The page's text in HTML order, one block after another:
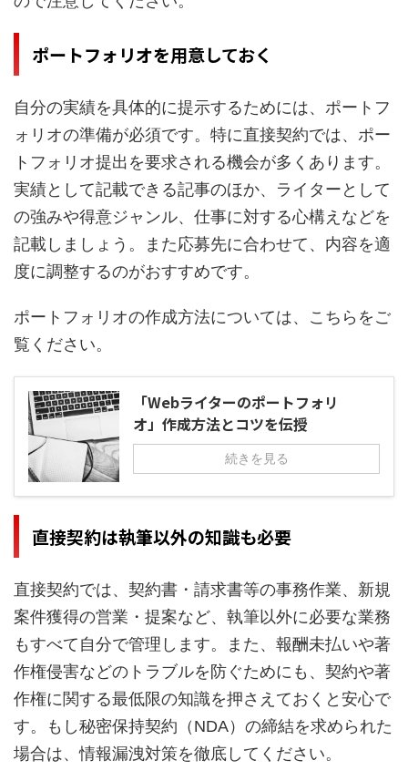
ポートフォリオを用意しておく
自分の実績を具体的に提示するためには、ポートフ
ォリオの準備が必須です。特に直接契約では、ポー
トフォリオ提出を要求される機会が多くあります。
実績として記載できる記事のほか、ライターとして
の強みや得意ジャンル、仕事に対する心構えなどを
記載しましょう。また応募先に合わせて、内容を適
度に調整するのがおすすめです。
ポートフォリオの作成方法については、こちらをご
覧ください。
「Webライターのポートフォリ
オ」作成方法とコツを伝授
続きを見る
直接契約は執筆以外の知識も必要
直接契約では、契約書・請求書等の事務作業、新規
案件獲得の営業・提案など、執筆以外に必要な業務
もすべて自分で管理します。また、報酬未払いや著
作権侵害などのトラブルを防ぐためにも、契約や著
作権に関する最低限の知識を押さえておくと安心で
す。もし秘密保持契約（NDA）の締結を求められた
場合は、情報漏洩対策を徹底してください。